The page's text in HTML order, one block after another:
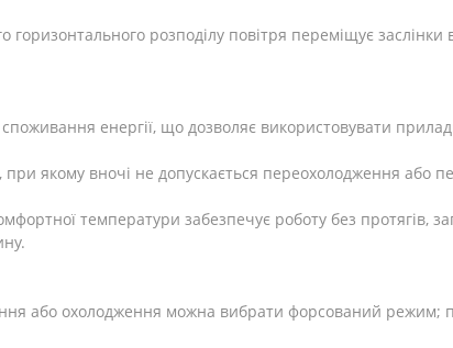
горизонтального розподілу повітря переміщує
енергії, що дозволяє використовувати
якому вночі не допускається переохолодження або
температури забезпечує роботу без протягів,
або охолодження можна вибрати форсований